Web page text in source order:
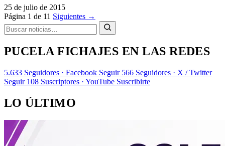
25 de julio de 2015
Página 1 de 11 Siguientes →
PUCELA FICHAJES EN LAS REDES
5.633 Seguidores · Facebook Seguir 566 Seguidores · X / Twitter
Seguir 108 Suscriptores · YouTube Suscribirte
LO ÚLTIMO